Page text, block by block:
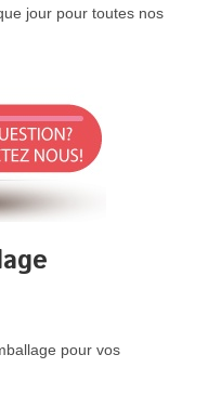
jour pour toutes nos
pour vos